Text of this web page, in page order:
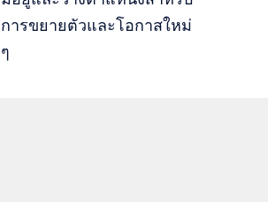
การขยายตัวและโอกาสใหม่
ๆ